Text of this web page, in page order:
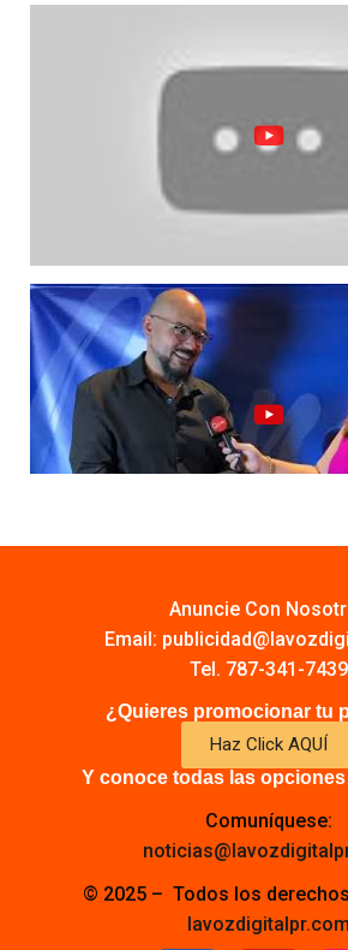
Anuncie Con
Email:
Tel. 787-341-7439
¿Quieres promocionar tu
Haz Click AQUÍ
Y conoce todas las
Comuníquese:
© 2025 – Todos los
lavozdigitalpr.com